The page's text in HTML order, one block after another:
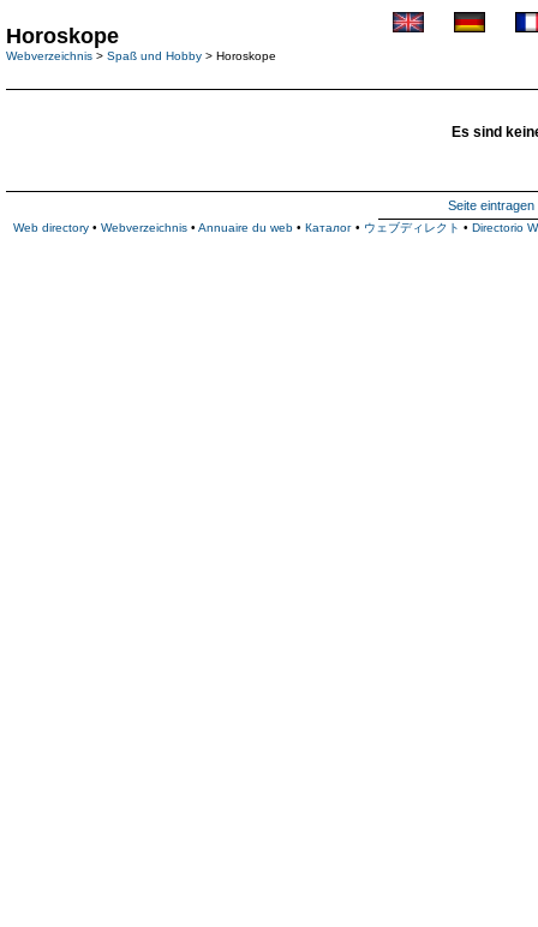
Horoskope
Webverzeichnis > Spaß und Hobby > Horoskope
Es sind
Seite eintragen
Web directory • Webverzeichnis • Annuaire du web • Каталог • ウェブディレクト • Directorio